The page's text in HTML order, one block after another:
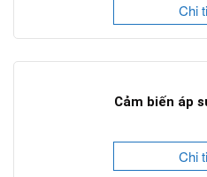
Chi
Cảm biến áp
Chi